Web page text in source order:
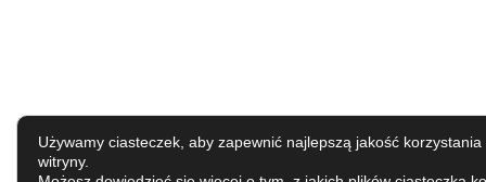
Używamy ciasteczek, aby zapewnić najlepszą jakość korzystania
witryny.